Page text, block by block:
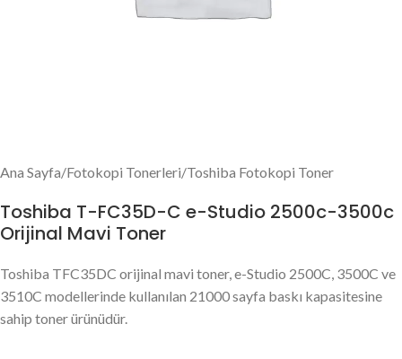
Ana Sayfa/Fotokopi Tonerleri/Toshiba Fotokopi Toner
Toshiba T-FC35D-C e-Studio 2500c-3500c
Orijinal Mavi Toner
Toshiba TFC35DC orijinal mavi toner, e-Studio 2500C, 3500C ve
3510C modellerinde kullanılan 21000 sayfa baskı kapasitesine
sahip toner ürünüdür.